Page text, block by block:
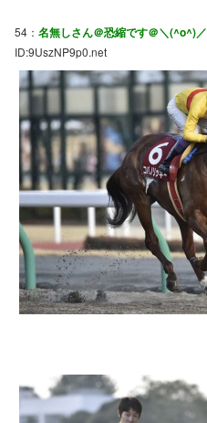
54： 名無しさん＠恐縮です＠＼(^o^)／
ID:9UszNP9p0.net